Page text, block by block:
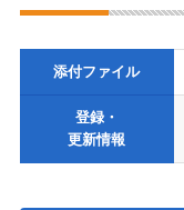
添付ファイル
登録・
更新情報